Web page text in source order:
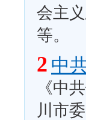
会主
等。
2 中
《中
川市